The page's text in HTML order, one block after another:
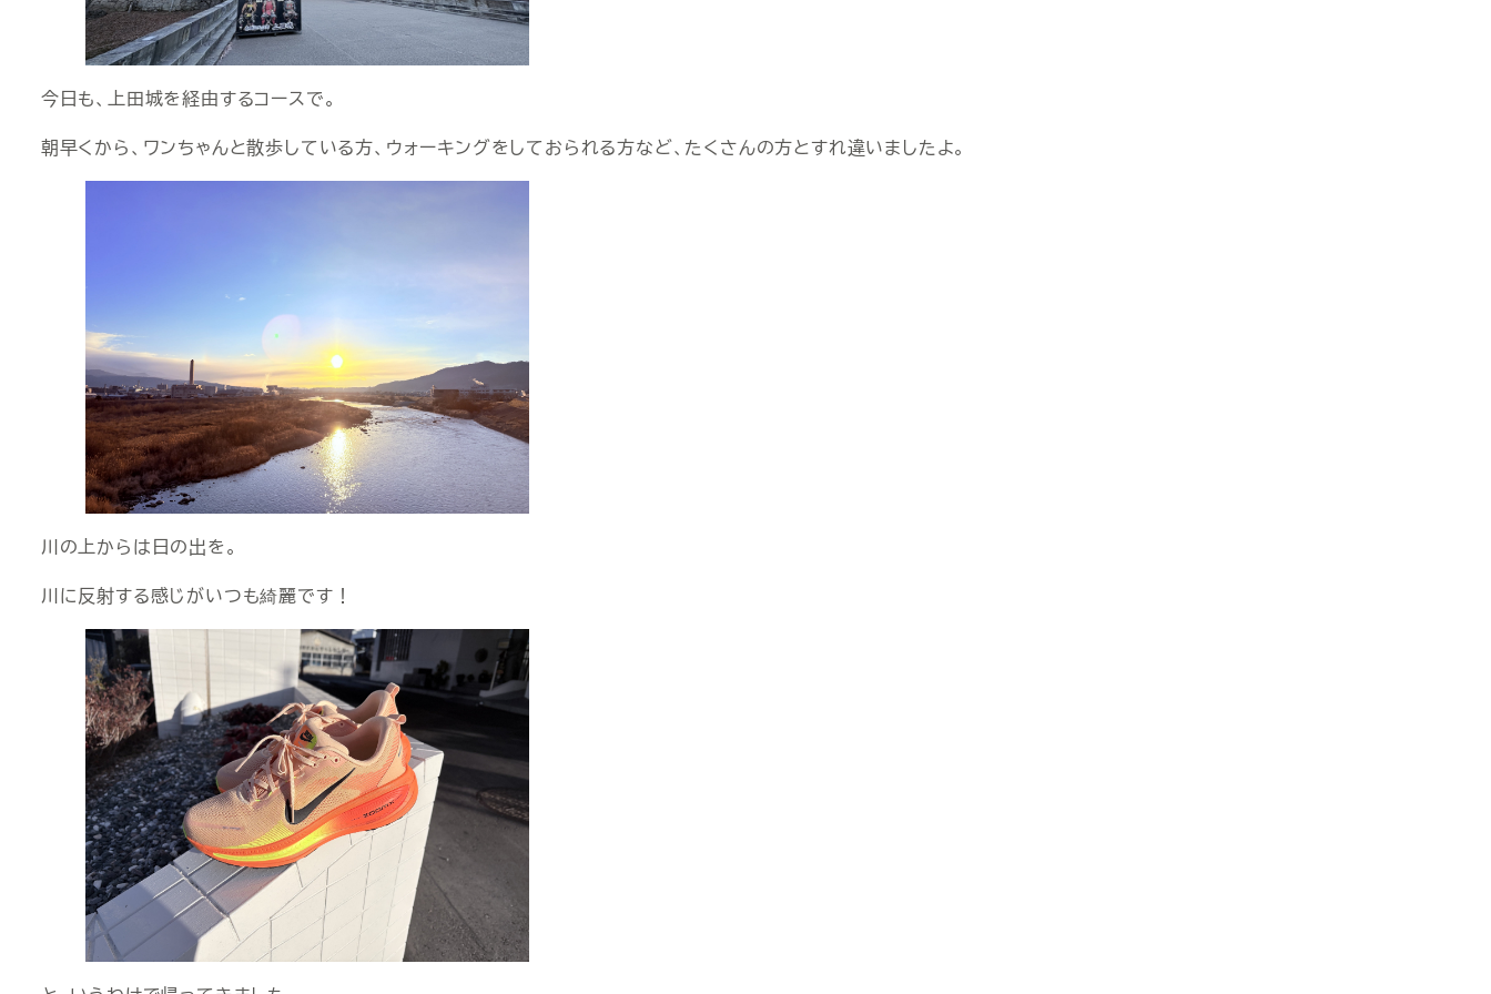
今日も、上田城を経由するコースで。
朝早くから、ワンちゃんと散歩している方、ウォーキングをしておられる方など、たくさんの方とすれ違いましたよ。
川の上からは日の出を。
川に反射する感じがいつも綺麗です！